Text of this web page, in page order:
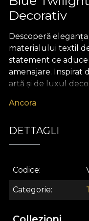
Decorativ
Descoperă
materialului textil
statement ce
amenajare. Inspirat
artă și de luxul
nuanțelor pastelate
Pattern-ul abstract,
creează o atmosferă
liniște și inspirație.
Versatilitatea
lume de posibilități
Ancora
DETTAGLI
Codice
Categorie